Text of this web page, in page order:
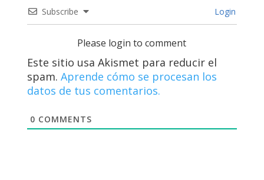
Subscribe Login
Please login to comment
Este sitio usa Akismet para reducir el
spam. Aprende cómo se procesan los
datos de tus comentarios.
0 COMMENTS